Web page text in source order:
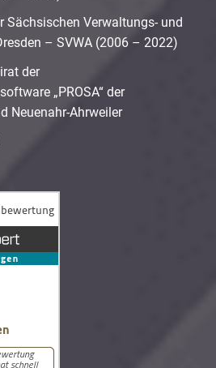
Sächsischen Verwaltungs- und
– SVWA (2006 – 2022)
der
„PROSA“ der
Neuenahr-Ahrweiler